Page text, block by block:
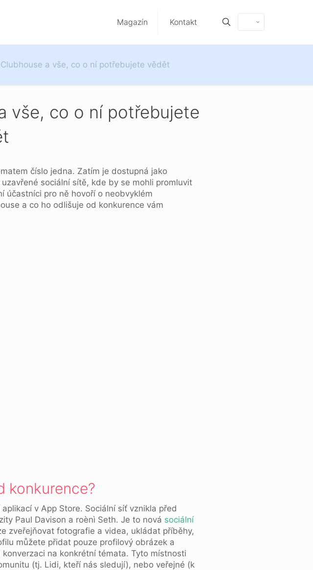
Magazín Kontakt
a vše, co o ní potřebujete vědět
vše, co o ní potřebujete
číslo jedna. Zatím je dostupná jako
sociální sítě, kde by se mohli promluvit
účastníci pro ně hovoří o neobvyklém
a co ho odlišuje od konkurence vám
konkurence?
v App Store. Sociální síť vznikla před
Paul Davison a roènì Seth. Je to nová sociální
zveřejňovat fotografie a videa, ukládat příběhy,
můžete přidat pouze profilový obrázek a
na konkrétní témata. Tyto místnosti
(tj. Lidi, kteří nás sledují), nebo veřejné (k